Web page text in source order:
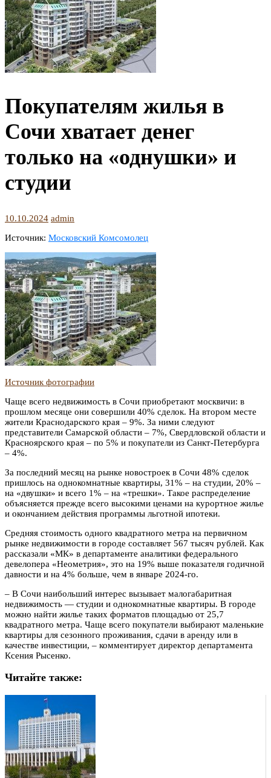
Покупателям жилья в
Сочи хватает денег
только на «однушки» и
студии
10.10.2024 admin
Источник: Московский Комсомолец
Источник фотографии
Чаще всего недвижимость в Сочи приобретают москвичи: в
прошлом месяце они совершили 40% сделок. На втором месте
жители Краснодарского края – 9%. За ними следуют
представители Самарской области – 7%, Свердловской области и
Красноярского края – по 5% и покупатели из Санкт-Петербурга
– 4%.
За последний месяц на рынке новостроек в Сочи 48% сделок
пришлось на однокомнатные квартиры, 31% – на студии, 20% –
на «двушки» и всего 1% – на «трешки». Такое распределение
объясняется прежде всего высокими ценами на курортное жилье
и окончанием действия программы льготной ипотеки.
Средняя стоимость одного квадратного метра на первичном
рынке недвижимости в городе составляет 567 тысяч рублей. Как
рассказали «МК» в департаменте аналитики федерального
девелопера «Неометрия», это на 19% выше показателя годичной
давности и на 4% больше, чем в январе 2024-го.
– В Сочи наибольший интерес вызывает малогабаритная
недвижимость — студии и однокомнатные квартиры. В городе
можно найти жилье таких форматов площадью от 25,7
квадратного метра. Чаще всего покупатели выбирают маленькие
квартиры для сезонного проживания, сдачи в аренду или в
качестве инвестиции, – комментирует директор департамента
Ксения Рысенко.
Читайте также: